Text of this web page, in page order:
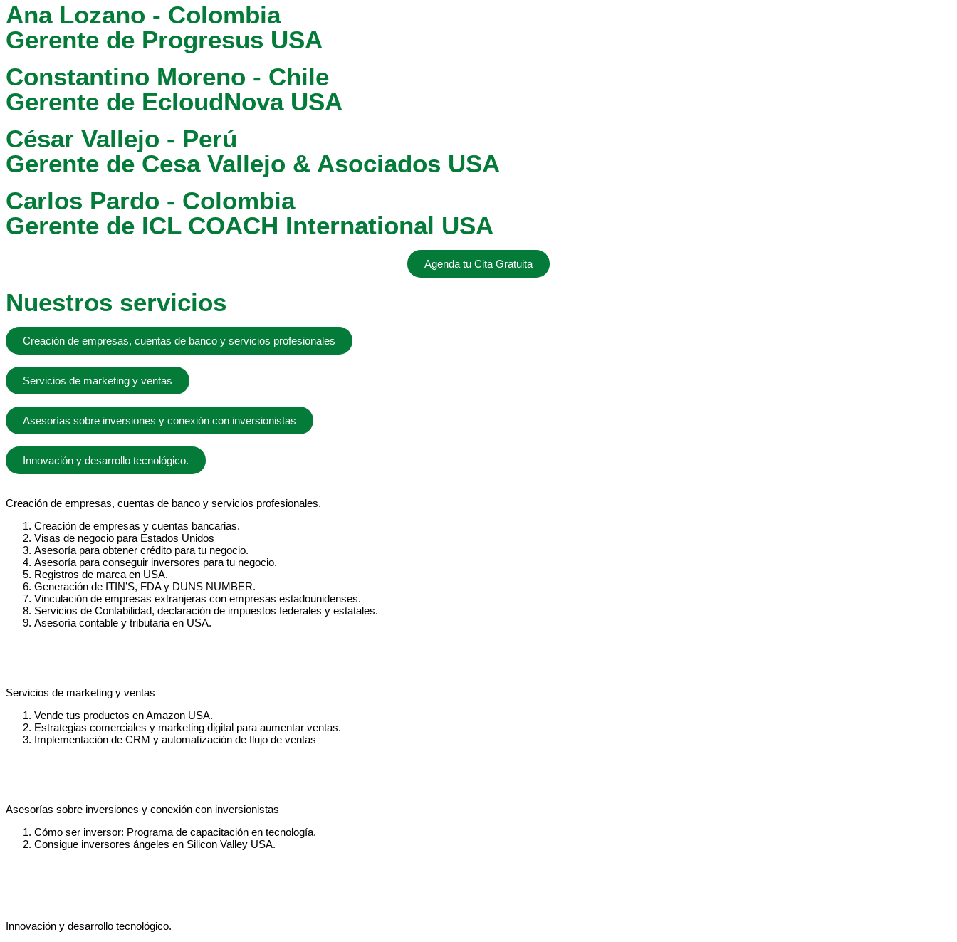
Ana Lozano - Colombia
Gerente de Progresus USA
Constantino Moreno - Chile
Gerente de EcloudNova USA
César Vallejo - Perú
Gerente de Cesa Vallejo & Asociados USA
Carlos Pardo - Colombia
Gerente de ICL COACH International USA
Agenda tu Cita Gratuita
Nuestros servicios
Creación de empresas, cuentas de banco y servicios profesionales
Servicios de marketing y ventas
Asesorías sobre inversiones y conexión con inversionistas
Innovación y desarrollo tecnológico.
Creación de empresas, cuentas de banco y servicios profesionales.
Creación de empresas y cuentas bancarias.
Visas de negocio para Estados Unidos
Asesoría para obtener crédito para tu negocio.
Asesoría para conseguir inversores para tu negocio.
Registros de marca en USA.
Generación de ITIN’S, FDA y DUNS NUMBER.
Vinculación de empresas extranjeras con empresas estadounidenses.
Servicios de Contabilidad, declaración de impuestos federales y estatales.
Asesoría contable y tributaria en USA.
Servicios de marketing y ventas
Vende tus productos en Amazon USA.
Estrategias comerciales y marketing digital para aumentar ventas.
Implementación de CRM y automatización de flujo de ventas
Asesorías sobre inversiones y conexión con inversionistas
Cómo ser inversor: Programa de capacitación en tecnología.
Consigue inversores ángeles en Silicon Valley USA.
Innovación y desarrollo tecnológico.